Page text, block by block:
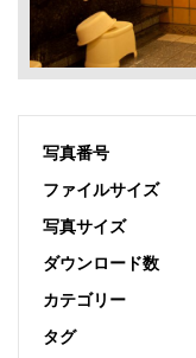
写真番号
ファイルサイズ
写真サイズ
ダウンロード数
カテゴリー
タグ